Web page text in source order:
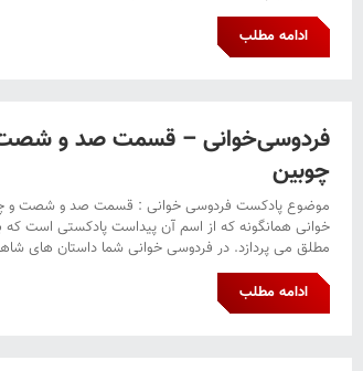
ادامه مطلب
فردوسی‌خوانی – قسمت صد و شصت
چوبین
موضوع پادکست فردوسی خوانی : قسمت صد و شصت و
خوانی همانگونه که از اسم آن پیداست پادکستی است
مطلق می پردازد. در فردوسی خوانی شما داستان های
ادامه مطلب